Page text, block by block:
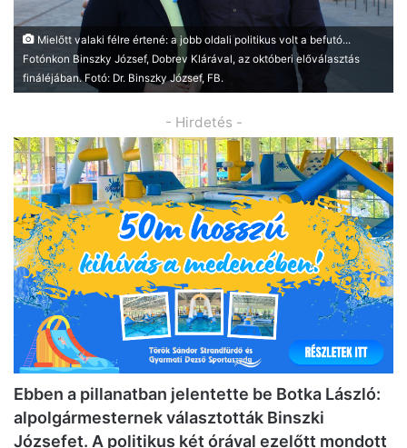
Mielőtt valaki félre értené: a jobb oldali politikus volt a befutó...
Fotónkon Binszky József, Dobrev Klárával, az októberi előválasztás
fináléjában. Fotó: Dr. Binszky József, FB.
- Hirdetés -
Ebben a pillanatban jelentette be Botka László:
alpolgármesternek választották Binszki
Józsefet. A politikus két órával ezelőtt mondott